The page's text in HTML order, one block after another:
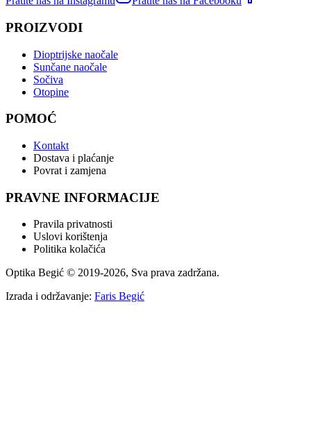
PROIZVODI
Dioptrijske naočale
Sunčane naočale
Sočiva
Otopine
POMOĆ
Kontakt
Dostava i plaćanje
Povrat i zamjena
PRAVNE INFORMACIJE
Pravila privatnosti
Uslovi korištenja
Politika kolačića
Optika Begić © 2019-2026, Sva prava zadržana.
Izrada i održavanje: Faris Begić